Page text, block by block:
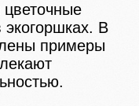
В
примеры